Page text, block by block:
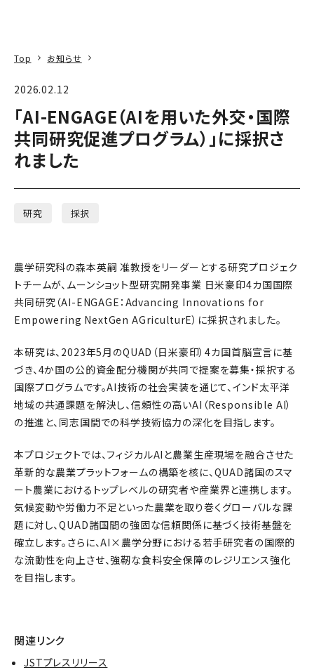
Top お知らせ
2026.02.12
「AI-ENGAGE（AIを用いた外交・国際
共同研究促進プログラム）」に採択さ
れました
研究 採択
農学研究科の森本英嗣 准教授をリーダーとする研究プロジェク
トチームが、ムーンショット型研究開発事業 日米豪印4カ国国際
共同研究（AI-ENGAGE：Advancing Innovations for
Empowering NextGen AGriculturE）に採択されました。
本研究は、2023年5月のQUAD（日米豪印）4カ国首脳宣言に基
づき、4か国の公的資金配分機関が共同で提案を募集・採択する
国際プログラムです。AI技術の社会実装を通じて、インド太平洋
地域の共通課題を解決し、信頼性の高いAI（Responsible AI）
の推進と、同志国間での科学技術協力の深化を目指します。
本プロジェクトでは、フィジカルAIと農業生産現場を融合させた
革新的な農業プラットフォームの構築を核に、QUAD諸国のスマ
ート農業におけるトップレベルの研究者や産業界と連携します。
気候変動や労働力不足といった農業を取り巻くグローバルな課
題に対し、QUAD諸国間の強固な信頼関係に基づく技術基盤を
確立します。さらに、AI×農学分野における若手研究者の国際的
な流動性を向上させ、強靭な食料安全保障のレジリエンス強化
を目指します。
関連リンク
JSTプレスリリース